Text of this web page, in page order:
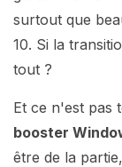
surtout que
10. Si la
tout ?
Et ce n'est pas
booster
être de la